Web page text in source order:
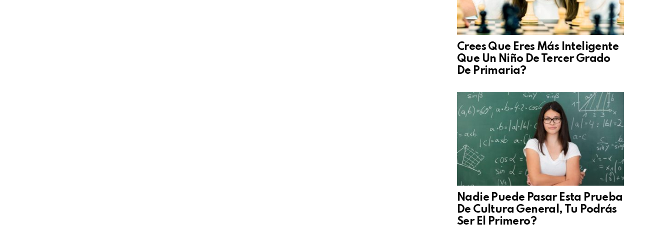
Crees Que Eres Más Inteligente
Que Un Niño De Tercer Grado
De Primaria?
Nadie Puede Pasar Esta Prueba
De Cultura General, Tu Podrás
Ser El Primero?